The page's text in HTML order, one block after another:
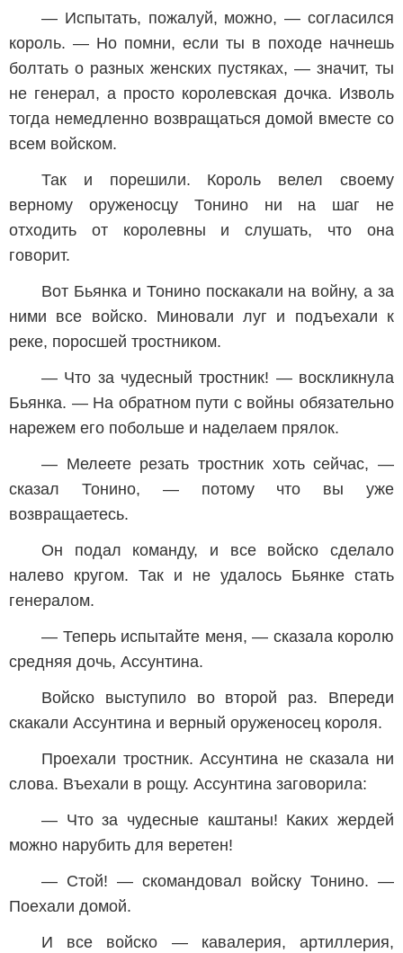
— Испытать, пожалуй, можно, — согласился
король. — Но помни, если ты в походе начнешь
болтать о разных женских пустяках, — значит, ты
не генерал, а просто королевская дочка. Изволь
тогда немедленно возвращаться домой вместе со
всем войском.
Так и порешили. Король велел своему
верному оруженосцу Тонино ни на шаг не
отходить от королевны и слушать, что она
говорит.
Вот Бьянка и Тонино поскакали на войну, а за
ними все войско. Миновали луг и подъехали к
реке, поросшей тростником.
— Что за чудесный тростник! — воскликнула
Бьянка. — На обратном пути с войны обязательно
нарежем его побольше и наделаем прялок.
— Мелеете резать тростник хоть сейчас, —
сказал Тонино, — потому что вы уже
возвращаетесь.
Он подал команду, и все войско сделало
налево кругом. Так и не удалось Бьянке стать
генералом.
— Теперь испытайте меня, — сказала королю
средняя дочь, Ассунтина.
Войско выступило во второй раз. Впереди
скакали Ассунтина и верный оруженосец короля.
Проехали тростник. Ассунтина не сказала ни
слова. Въехали в рощу. Ассунтина заговорила:
— Что за чудесные каштаны! Каких жердей
можно нарубить для веретен!
— Стой! — скомандовал войску Тонино. —
Поехали домой.
И все войско — кавалерия, артиллерия,